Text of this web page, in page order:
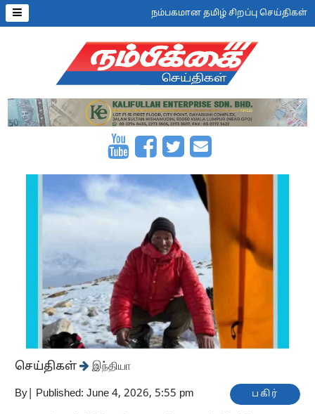
நம்பகமான தமிழ் சிறப்பு செய்திகள்
செய்திகள் இந்தியா
By Published: June 4, 2026, 5:55 pm பகிர்